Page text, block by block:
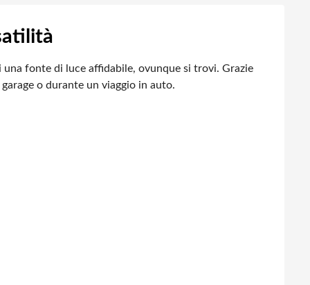
fonte di luce affidabile, ovunque si trovi. Grazie
o durante un viaggio in auto.